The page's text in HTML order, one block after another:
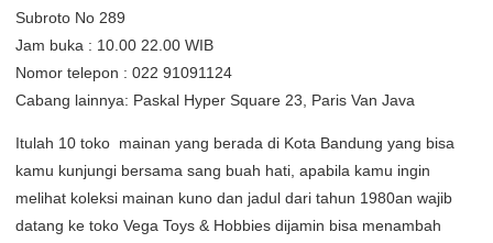
Subroto No 289
Jam buka : 10.00 22.00 WIB
Nomor telepon : 022 91091124
Cabang lainnya: Paskal Hyper Square 23, Paris Van Java
Itulah 10 toko mainan yang berada di Kota Bandung yang bisa
kamu kunjungi bersama sang buah hati, apabila kamu ingin
melihat koleksi mainan kuno dan jadul dari tahun 1980an wajib
datang ke toko Vega Toys & Hobbies dijamin bisa menambah